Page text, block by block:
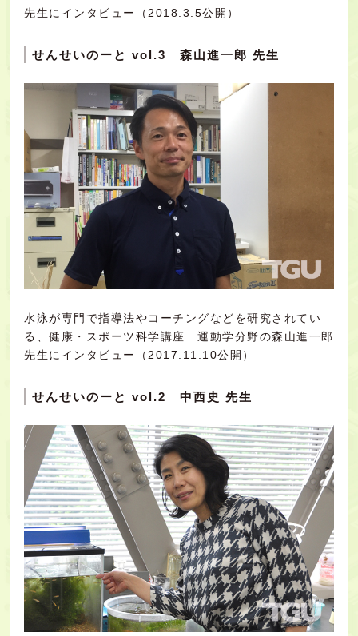
先生にインタビュー（2018.3.5公開）
せんせいのーと vol.3 森山進一郎 先生
水泳が専門で指導法やコーチングなどを研究されてい
る、健康・スポーツ科学講座 運動学分野の森山進一郎
先生にインタビュー（2017.11.10公開）
せんせいのーと vol.2 中西史 先生